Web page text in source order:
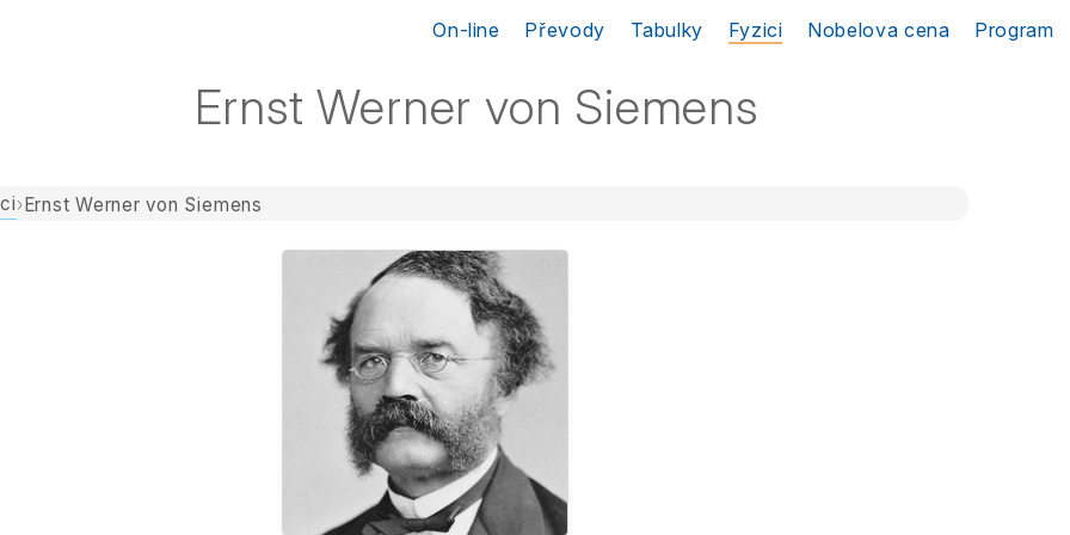
Ernst Werner von Siemens
›Ernst Werner von Siemens
On-line Převody Tabulky Fyzici Nobelova cena Program